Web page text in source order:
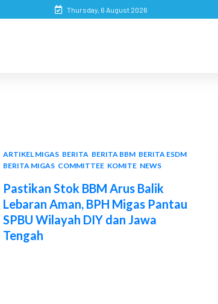
Thursday, 6 August 2026
ARTIKEL MIGAS BERITA BERITA BBM BERITA ESDM
BERITA MIGAS COMMITTEE KOMITE NEWS
Pastikan Stok BBM Arus Balik
Lebaran Aman, BPH Migas Pantau
SPBU Wilayah DIY dan Jawa
Tengah